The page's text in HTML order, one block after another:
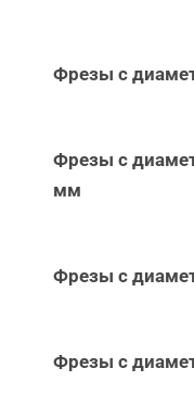
Фрезы с
Фрезы с
мм
Фрезы с
Фрезы с